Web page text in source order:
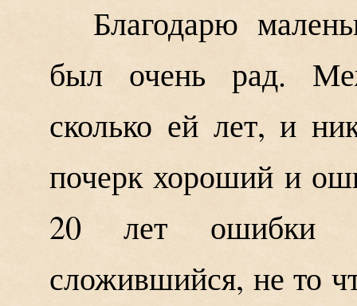
Благодарю
был очень рад.
сколько ей лет, и
почерк хороший и
20 лет ошибки
сложившийся, не то